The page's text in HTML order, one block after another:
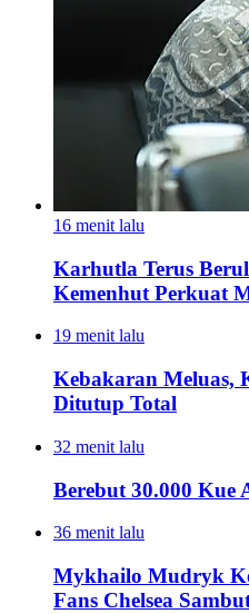
16 menit lalu
Karhutla Terus
Kemenhut Perkuat
19 menit lalu
Kebakaran Meluas,
Ditutup Total
32 menit lalu
Berebut 30.000 Kue
36 menit lalu
Mykhailo Mudryk
Fans Chelsea